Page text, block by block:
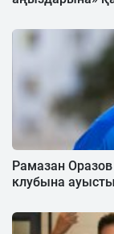
Рамазан
клубына ауысты